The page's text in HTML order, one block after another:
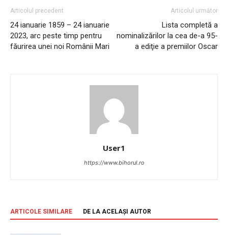
Articolul precedent
24 ianuarie 1859 – 24 ianuarie
2023, arc peste timp pentru
făurirea unei noi Românii Mari
Articolul următor
Lista completă a
nominalizărilor la cea de-a 95-
a ediţie a premiilor Oscar
User1
https://www.bihorul.ro
ARTICOLE SIMILARE DE LA ACELAȘI AUTOR